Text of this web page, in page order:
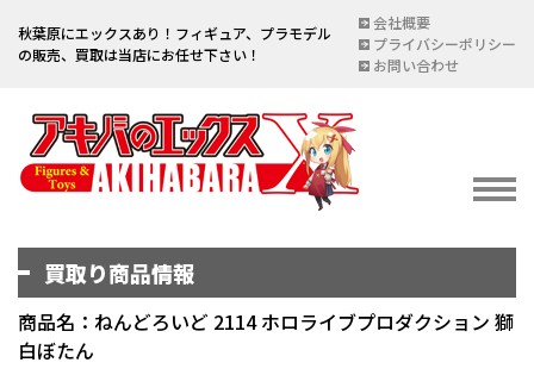
秋葉原にエックスあり！フィギュア、プラモデル
の販売、買取は当店にお任せ下さい！
会社概要
プライバシーポリシー
お問い合わせ
イベント情報
宅配買取のご案内
買取り商品情報
商品名：ねんどろいど 2114 ホロライブプロダクション 獅
白ぼたん